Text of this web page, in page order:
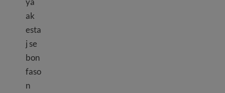
ak
esta
j se
bon
faso
n